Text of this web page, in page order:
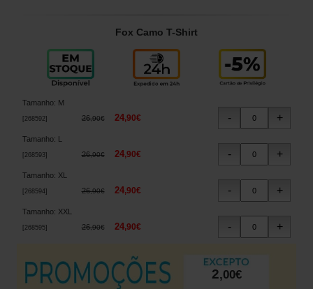
Fox Camo T-Shirt
Tamanho: M
268592] 26,90€ 24,90€
Tamanho:
268593 ] 26,90€ 24,90€
Tamanho: XL
268594] 26,90€ 24,90€
Tamanho: XXL
268595] 26,90€ 24,90€
2,00€